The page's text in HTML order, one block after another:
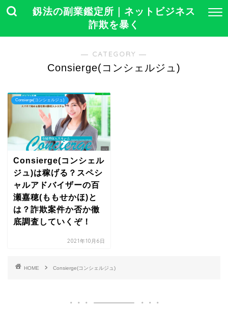
釼法の副業鑑定所｜ネットビジネス
詐欺を暴く
― CATEGORY ―
Consierge(コンシェルジュ)
Consierge(コンシェルジュ)
Consierge(コンシェル
ジュ)は稼げる？スペシ
ャルアドバイザーの百
瀬嘉穂(ももせかほ)と
は？詐欺案件か否か徹
底調査していくぞ！
2021年10月6日
HOME Consierge(コンシェルジュ)